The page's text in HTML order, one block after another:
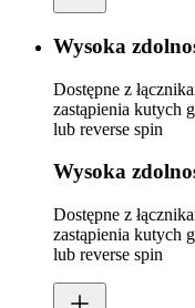
Wysoka
Dostępne z
zastąpienia kutych
lub reverse spin
Wysoka
Dostępne z
zastąpienia kutych
lub reverse spin